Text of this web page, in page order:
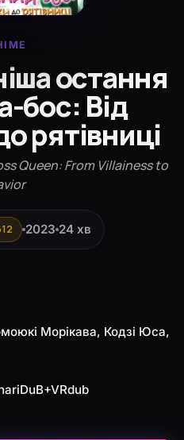
остання
бос: Від
рятівниці
Queen: From Villainess to
2023 24 хв
Морікава, Кодзі Юса,